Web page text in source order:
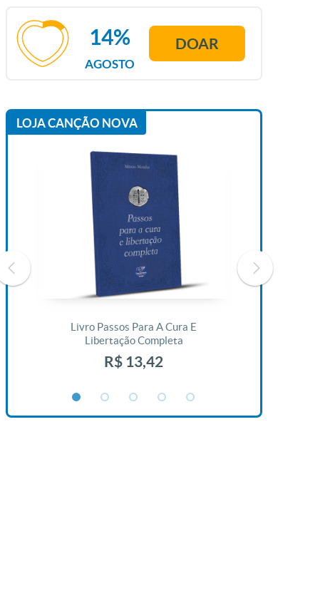
AGOSTO
14% DOAR
LOJA CANÇÃO NOVA
Livro Passos Para A Cura E
Libertação Completa
R$ 13,42